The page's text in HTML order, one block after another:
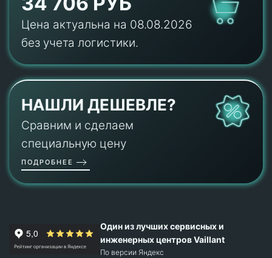
Цена актуальна на 08.08.2026
без учета логистики.
НАШЛИ ДЕШЕВЛЕ?
Сравним и сделаем
специальную цену
ПОДРОБНЕЕ
Один из лучших сервисных и
инженерных центров Vaillant
По версии Яндекс